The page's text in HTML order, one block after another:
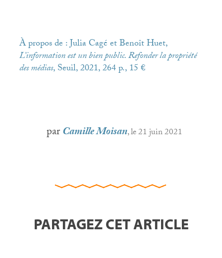
À propos de : Julia Cagé et Benoît Huet,
L’information est un bien public. Refonder la propriété
des médias, Seuil, 2021, 264 p., 15 €
parCamille Moisan, le 21 juin 2021
PARTAGEZ CET ARTICLE